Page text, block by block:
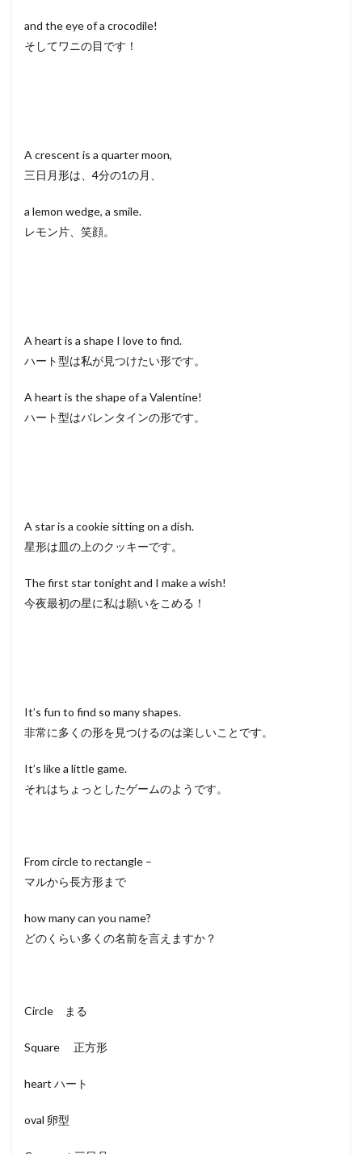
and the eye of a crocodile!
そしてワニの目です！
A crescent is a quarter moon,
三日月形は、4分の1の月、
a lemon wedge, a smile.
レモン片、笑顔。
A heart is a shape I love to find.
ハート型は私が見つけたい形です。
A heart is the shape of a Valentine!
ハート型はバレンタインの形です。
A star is a cookie sitting on a dish.
星形は皿の上のクッキーです。
The first star tonight and I make a wish!
今夜最初の星に私は願いをこめる！
It’s fun to find so many shapes.
非常に多くの形を見つけるのは楽しいことです。
It’s like a little game.
それはちょっとしたゲームのようです。
From circle to rectangle –
マルから長方形まで
how many can you name?
どのくらい多くの名前を言えますか？
Circle まる
Square 正方形
heart ハート
oval 卵型